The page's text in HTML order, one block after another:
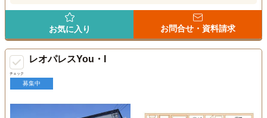
お気に入り お問合せ・資料請求
チェック
レオパレスYou・I
募集中